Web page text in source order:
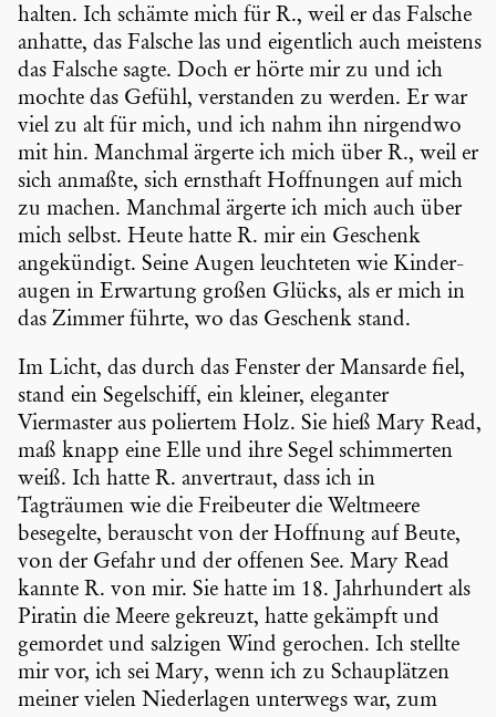
halten. Ich schämte mich für R., weil er das Falsche
anhatte, das Falsche las und eigent­lich auch meistens
das Falsche sagte. Doch er hörte mir zu und ich
mochte das Gefühl, verstanden zu werden. Er war
viel zu alt für mich, und ich nahm ihn nirgendwo
mit hin. Manchmal ärgerte ich mich über R., weil er
sich anmaßte, sich ernsthaft Hoffnungen auf mich
zu machen. Manchmal ärgerte ich mich auch über
mich selbst. Heute hatte R. mir ein Geschenk
angekün­digt. Seine Augen leuch­teten wie Kinder­
augen in Erwartung großen Glücks, als er mich in
das Zimmer führte, wo das Geschenk stand.
Im Licht, das durch das Fenster der Mansarde fiel,
stand ein Segel­schiff, ein kleiner, eleganter
Viermaster aus poliertem Holz. Sie hieß Mary Read,
maß knapp eine Elle und ihre Segel schim­merten
weiß. Ich hatte R. anver­traut, dass ich in
Tagträumen wie die Freibeuter die Weltmeere
besegelte, berauscht von der Hoffnung auf Beute,
von der Gefahr und der offenen See. Mary Read
kannte R. von mir. Sie hatte im 18. Jahrhun­dert als
Piratin die Meere gekreuzt, hatte gekämpft und
gemordet und salzigen Wind gerochen. Ich stellte
mir vor, ich sei Mary, wenn ich zu Schau­plätzen
meiner vielen Nieder­lagen unterwegs war, zum